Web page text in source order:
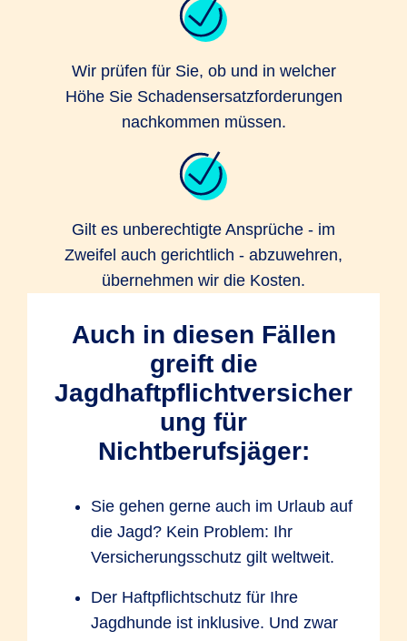
Wir prüfen für Sie, ob und in welcher
Höhe Sie Schadensersatzforderungen
nachkommen müssen.
Gilt es unberechtigte Ansprüche - im
Zweifel auch gerichtlich - abzuwehren,
übernehmen wir die Kosten.
Auch in diesen Fällen
greift die
Jagdhaftpflichtversicher
ung für
Nichtberufsjäger:
Sie gehen gerne auch im Urlaub auf
die Jagd? Kein Problem: Ihr
Versicherungsschutz gilt weltweit.
Der Haftpflichtschutz für Ihre
Jagdhunde ist inklusive. Und zwar